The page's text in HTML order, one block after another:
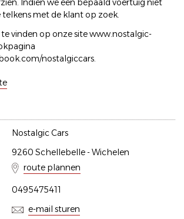
Indien we een bepaald voertuig niet
telkens met de klant op zoek.
te vinden op onze site www.nostalgic-
nostalgiccars.
Nostalgic Cars
9260 Schellebelle - Wichelen
route plannen
0495475411
e-mail sturen